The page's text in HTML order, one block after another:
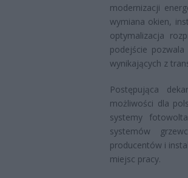
modernizacji
wymiana okien,
optymalizacja
podejście
wynikających z
Postępująca
możliwości dla
systemy
systemów
producentów i
miejsc pracy.